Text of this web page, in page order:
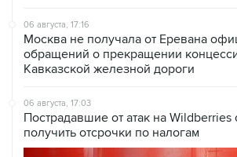
06 августа, 17:16
Москва не получала от Еревана
обращений о прекращении
Кавказской железной дороги
06 августа, 17:03
Пострадавшие от атак на Wildberries
получить отсрочки по налогам